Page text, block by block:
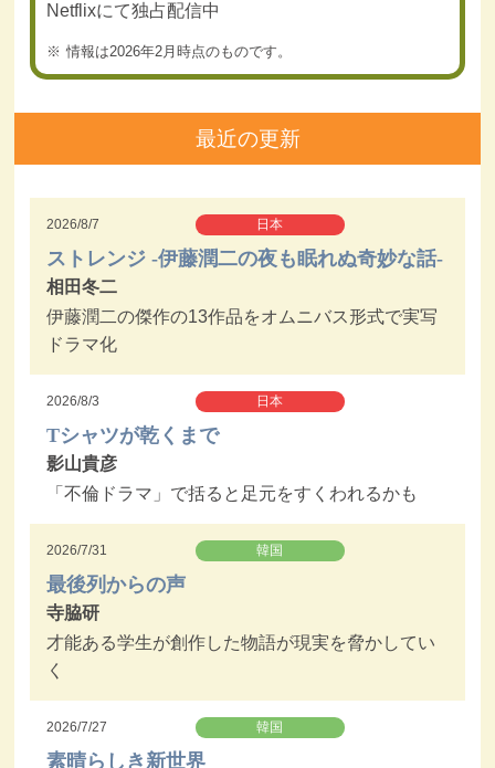
Netflixにて独占配信中
情報は2026年2月時点のものです。
最近の更新
2026/8/7 日本
ストレンジ -伊藤潤二の夜も眠れぬ奇妙な話-
相田冬二
伊藤潤二の傑作の13作品をオムニバス形式で実写
ドラマ化
2026/8/3 日本
Tシャツが乾くまで
影山貴彦
「不倫ドラマ」で括ると足元をすくわれるかも
2026/7/31 韓国
最後列からの声
寺脇研
才能ある学生が創作した物語が現実を脅かしてい
く
2026/7/27 韓国
素晴らしき新世界